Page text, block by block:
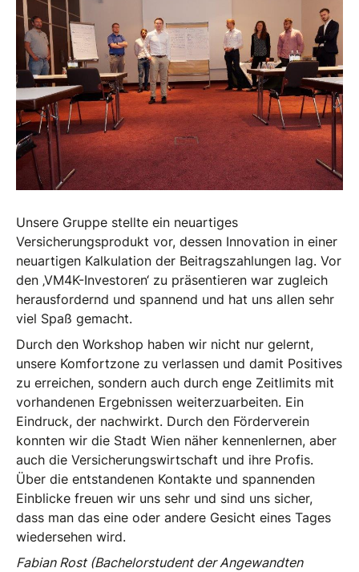
Unsere Gruppe stellte ein neuartiges
Versicherungsprodukt vor, dessen Innovation in einer
neuartigen Kalkulation der Beitragszahlungen lag. Vor
den ‚VM4K-Investoren‘ zu präsentieren war zugleich
herausfordernd und spannend und hat uns allen sehr
viel Spaß gemacht.
Durch den Workshop haben wir nicht nur gelernt,
unsere Komfortzone zu verlassen und damit Positives
zu erreichen, sondern auch durch enge Zeitlimits mit
vorhandenen Ergebnissen weiterzuarbeiten. Ein
Eindruck, der nachwirkt. Durch den Förderverein
konnten wir die Stadt Wien näher kennenlernen, aber
auch die Versicherungswirtschaft und ihre Profis.
Über die entstandenen Kontakte und spannenden
Einblicke freuen wir uns sehr und sind uns sicher,
dass man das eine oder andere Gesicht eines Tages
wiedersehen wird.
Fabian Rost (Bachelorstudent der Angewandten